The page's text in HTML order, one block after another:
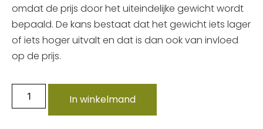
omdat de prijs door het uiteindelijke gewicht wordt
bepaald. De kans bestaat dat het gewicht iets lager
of iets hoger uitvalt en dat is dan ook van invloed
op de prijs.
In winkelmand